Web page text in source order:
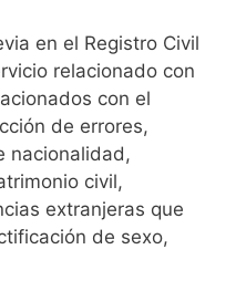
en el Registro Civil
relacionado con
con el
de errores,
nacionalidad,
civil,
extranjeras que
de sexo,